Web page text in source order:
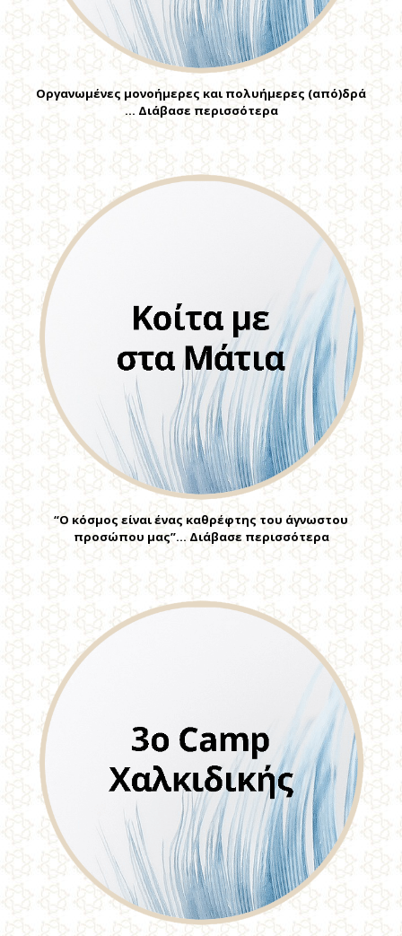
Οργανωμένες μονοήμερες και πολυήμερες (από)δρά
… Διάβασε περισσότερα
“Ο κόσμος είναι ένας καθρέφτης του άγνωστου
προσώπου μας”… Διάβασε περισσότερα